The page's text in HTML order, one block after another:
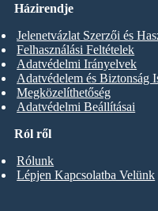
Ról ről
Rólunk
Lépjen Kapcsolatba Velünk
Házirendje
Jelenetvázlat Szerzői és
Felhasználási Feltételek
Adatvédelmi Irányelvek
Adatvédelem és Biztonság
Megközelíthetőség
Adatvédelmi Beállításai